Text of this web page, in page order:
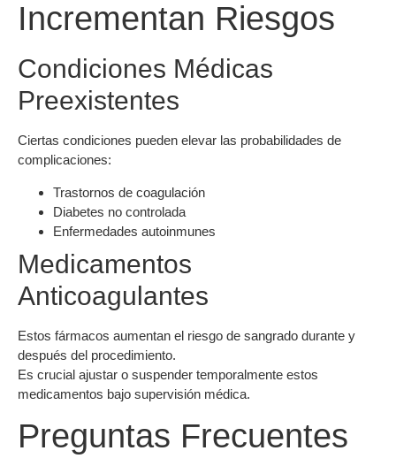
Incrementan Riesgos
Condiciones Médicas
Preexistentes
Ciertas condiciones pueden elevar las probabilidades de
complicaciones:
Trastornos de coagulación
Diabetes no controlada
Enfermedades autoinmunes
Medicamentos
Anticoagulantes
Estos fármacos aumentan el riesgo de sangrado durante y
después del procedimiento.
Es crucial ajustar o suspender temporalmente estos
medicamentos bajo supervisión médica.
Preguntas Frecuentes